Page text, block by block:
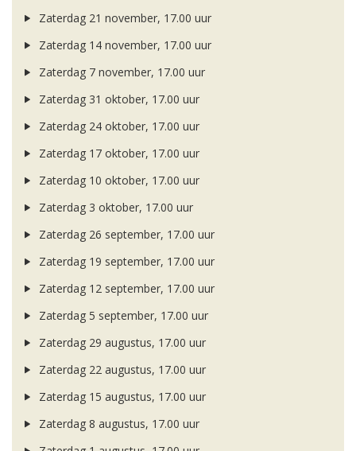
Zaterdag 21 november, 17.00 uur
Zaterdag 14 november, 17.00 uur
Zaterdag 7 november, 17.00 uur
Zaterdag 31 oktober, 17.00 uur
Zaterdag 24 oktober, 17.00 uur
Zaterdag 17 oktober, 17.00 uur
Zaterdag 10 oktober, 17.00 uur
Zaterdag 3 oktober, 17.00 uur
Zaterdag 26 september, 17.00 uur
Zaterdag 19 september, 17.00 uur
Zaterdag 12 september, 17.00 uur
Zaterdag 5 september, 17.00 uur
Zaterdag 29 augustus, 17.00 uur
Zaterdag 22 augustus, 17.00 uur
Zaterdag 15 augustus, 17.00 uur
Zaterdag 8 augustus, 17.00 uur